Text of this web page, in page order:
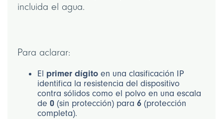
incluida el agua.
Para aclarar:
El primer dígito en una clasificación IP
identifica la resistencia del dispositivo
contra sólidos como el polvo en una escala
de 0 (sin protección) para 6 (protección
completa).